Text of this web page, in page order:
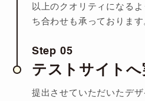
以上のクオリティになるよ
ち合わせも承っております
Step 05
テストサイトへ
提出させていただいたデ